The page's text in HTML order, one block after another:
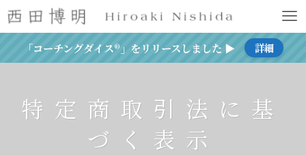
「コーチングダイス®」をリリースしました ▶ 詳細
特定商取引法に基
づく表示